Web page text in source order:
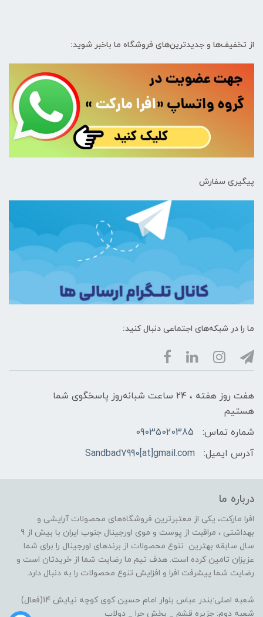
از تخفیف‌ها و جدیدترین‌های فروشگاه ما باخبر شوید:
پیگیری سفارش
ما را در شبکه‌های اجتماعی دنبال کنید:
هفت روز هفته ، ۲۴ ساعت شبانه‌روز پاسخگوی شما
هستیم
شماره تماس:
09035020385
آدرس ایمیل:
Sandbad7990[at]gmail.com
درباره ما
افرا مارکت، یکی از معتبرترین فروشگاه‌های محصولات آرایشی و
بهداشتی ، مراقبت از پوست و موی اورجینال جنوب ایران با بیش از 9
سال سابقه بهترین تنوع محصولات از برندهای اورجینال را برای شما
عزیزان تامین کرده است. هدف تیم ما رضایت شما از خریدتان است و
رضایت شما پیشرفت افرا و افزایش تنوع محصولات را به دنبال دارد.
شعبه اصلی:بندر عباس بلوار امام حسین کوی کوچه نیایش 14(فعال)
شعبه دوم: جزیره قشم _ بخش حرا _ دولاب